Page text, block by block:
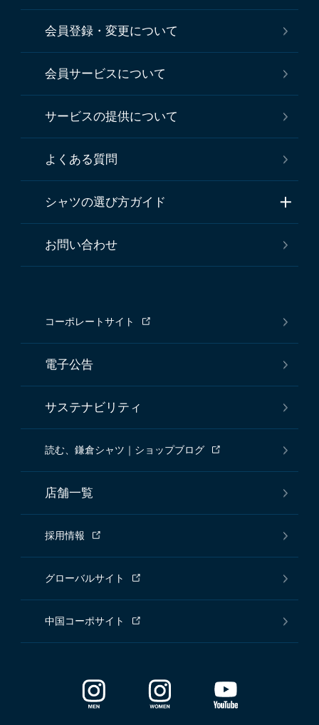
会員登録・変更について
会員サービスについて
サービスの提供について
よくある質問
シャツの選び方ガイド
お問い合わせ
コーポレートサイト
電子公告
サステナビリティ
読む、鎌倉シャツ｜ショップブログ
店舗一覧
採用情報
グローバルサイト
中国コーポサイト